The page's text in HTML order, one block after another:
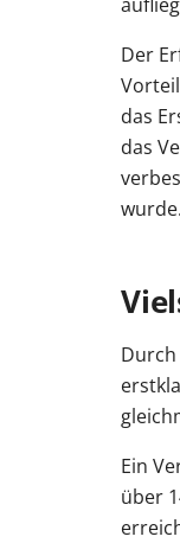
Der
das
das
wurde.
Ein
über